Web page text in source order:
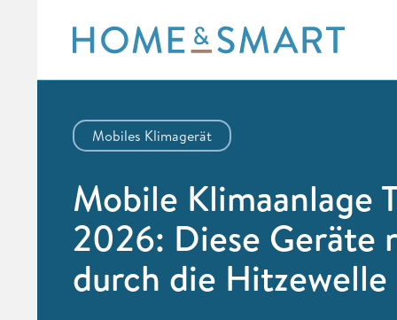
content
Mobiles Klimagerät
Mobile Klimaanlage
2026: Diese Geräte
durch die Hitzewelle